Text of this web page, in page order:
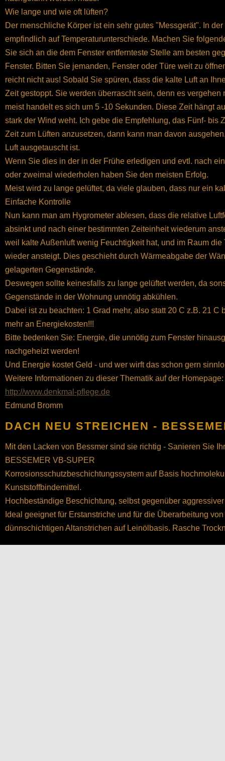
Wie lange und wie oft lüften?
Der menschliche Körper ist ein sehr gutes "Messgerät". In
empfindlich auf Temperaturunterschiede. Machen Sie
Sie sich an die dem Fenster entfernteste Stelle am besten
Fenster. Bitten Sie jemanden, Fenster oder Türe weit zu
reicht nicht aus! Sobald Sie spüren, dass die kalte Luft an
Zeit gestoppt. Sie werden überrascht sein, denn es vergehen
meist handelt es sich um 5 -10 Sekunden. Diese Zeit hängt
stark der Wind weht. Ich gebe die Empfehlung, das Fünf- bis
Zeit zum Lüften anzusetzen, dann kann man davon
Luft ausgetauscht ist.
Wenn Sie dies in der in der Frühe erledigen und evtl. nach
oder zweimal wiederholen haben Sie den meisten Erfolg.
Meist wird zu lange gelüftet, da viele glauben, dass nur ein
Einfache Kontrolle
Nun kann man am Hygrometer ablesen, dass die relative
absinkt und nach einer bestimmten Zeiteinheit wiederum
weil kalte Außenluft wenig Feuchtigkeit hat, und im Raum die
wieder ansteigt. Dies geschieht durch Wärmeabgabe der
gelagerten Gegenstände.
Deswegen sollte keinesfalls zu lange gelüftet werden, da
Gegenstände in der Wohnung unnötig abkühlen.
Dabei ist zu beachten: 1 Grad mehr, also statt 20 C z.B. 21 C
mehr an Energiekosten!!!
Bitte bedenken Sie: Energie, die unnötig zum Fenster
nachgeheizt werden!
Und Energie kostet Geld - und wer wirft das schon gern
Weitere Informationen zu dieser Thematik auf der Homepage:
http://www.denkmal-pflege.de
Edmund Bromm
DACH NEU STREICHEN -
Mit den Lacken von Bessmer sind sie richtig - Sanieren Sie
BESSEMER VB-SUPER
Korrosionsschutzbeschichtungssystem auf Basis
Kunststoffbindemittel.
Hochbeständige Beschichtung, selbst gegenüber
Ideal geeignet für Erstanstriche und für die Überarbeitung
dünnschichtigen Altanstrichen auf Leinölbasis. Rasche